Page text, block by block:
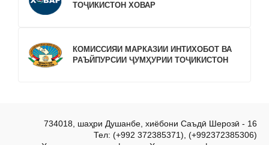
ТОҶИКИСТОН ХОВАР
КОМИССИЯИ МАРКАЗИИ ИНТИХОБОТ ВА
РАЪЙПУРСИИ ҶУМҲУРИИ ТОҶИКИСТОН
734018, шаҳри Душанбе, хиёбони Саъдӣ Шерозӣ - 16
Тел: (+992 372385371), (+992372385306)